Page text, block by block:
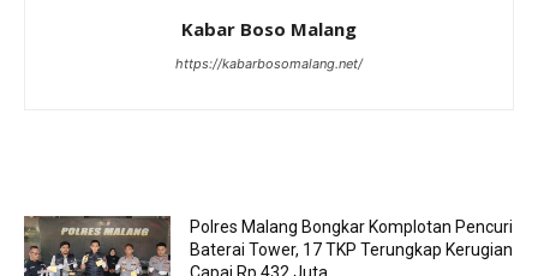
Kabar Boso Malang
https://kabarbosomalang.net/
Polres Malang Bongkar Komplotan Pencuri
Baterai Tower, 17 TKP Terungkap Kerugian
Capai Rp 432 Juta